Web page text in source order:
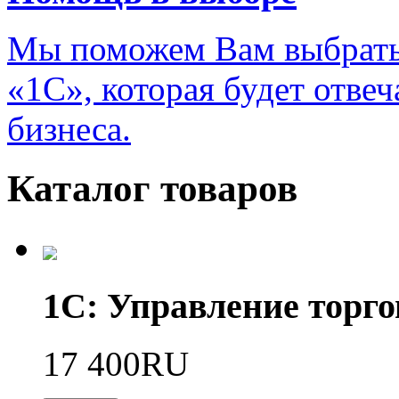
Мы поможем Вам
«1С», которая будет
бизнеса.
Каталог товаров
1С: Управление
17 400RU